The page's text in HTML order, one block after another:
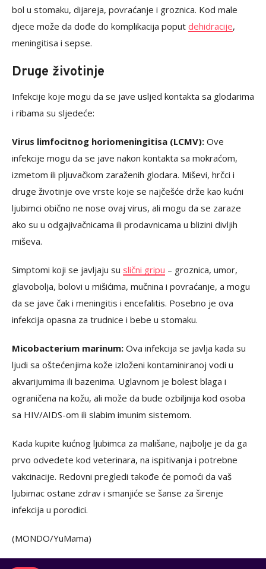
bol u stomaku, dijareja, povraćanje i groznica. Kod male
djece može da dođe do komplikacija poput dehidracije,
meningitisa i sepse.
Druge životinje
Infekcije koje mogu da se jave usljed kontakta sa glodarima
i ribama su sljedeće:
Virus limfocitnog horiomeningitisa (LCMV): Ove
infekcije mogu da se jave nakon kontakta sa mokraćom,
izmetom ili pljuvačkom zaraženih glodara. Miševi, hrčci i
druge životinje ove vrste koje se najčešće drže kao kućni
ljubimci obično ne nose ovaj virus, ali mogu da se zaraze
ako su u odgajivačnicama ili prodavnicama u blizini divljih
miševa.
Simptomi koji se javljaju su slični gripu – groznica, umor,
glavobolja, bolovi u mišićima, mučnina i povraćanje, a mogu
da se jave čak i meningitis i encefalitis. Posebno je ova
infekcija opasna za trudnice i bebe u stomaku.
Micobacterium marinum: Ova infekcija se javlja kada su
ljudi sa oštećenjima kože izloženi kontaminiranoj vodi u
akvarijumima ili bazenima. Uglavnom je bolest blaga i
ograničena na kožu, ali može da bude ozbiljnija kod osoba
sa HIV/AIDS-om ili slabim imunim sistemom.
Kada kupite kućnog ljubimca za mališane, najbolje je da ga
prvo odvedete kod veterinara, na ispitivanja i potrebne
vakcinacije. Redovni pregledi takođe će pomoći da vaš
ljubimac ostane zdrav i smanjiće se šanse za širenje
infekcija u porodici.
(MONDO/YuMama)